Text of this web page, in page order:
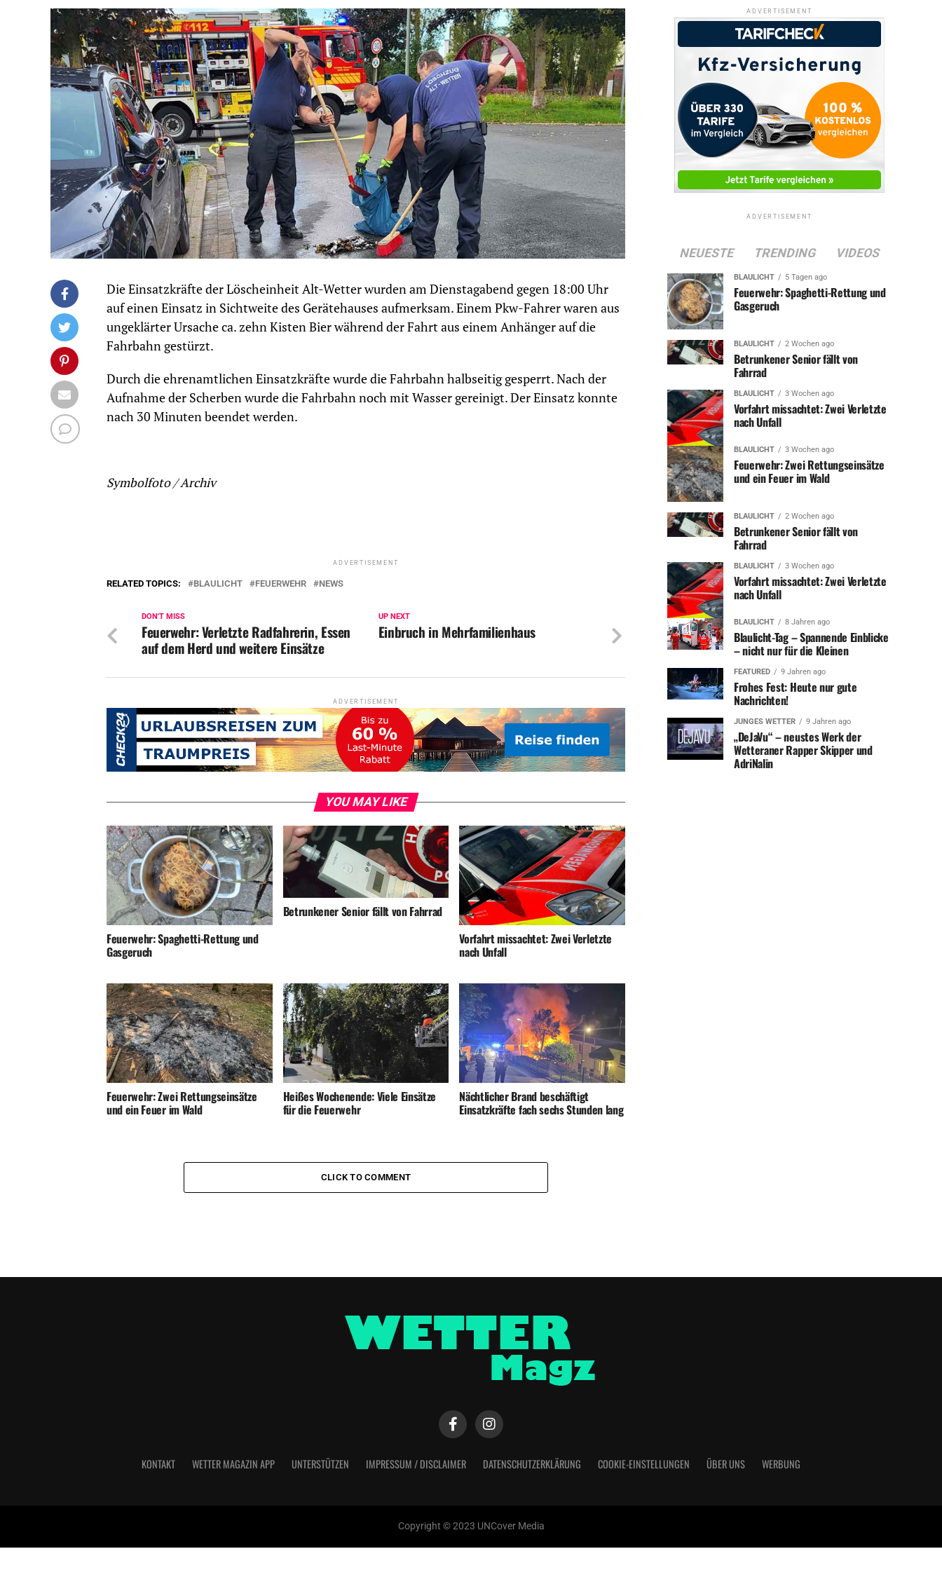
Die Einsatzkräfte der Löscheinheit Alt-Wetter wurden am Dienstagabend gegen 18:00 Uhr
auf einen Einsatz in Sichtweite des Gerätehauses aufmerksam. Einem Pkw-Fahrer waren aus
ungeklärter Ursache ca. zehn Kisten Bier während der Fahrt aus einem Anhänger auf die
Fahrbahn gestürzt.
Durch die ehrenamtlichen Einsatzkräfte wurde die Fahrbahn halbseitig gesperrt. Nach der
Aufnahme der Scherben wurde die Fahrbahn noch mit Wasser gereinigt. Der Einsatz konnte
nach 30 Minuten beendet werden.
Symbolfoto / Archiv
ADVERTISEMENT
RELATED TOPICS: BLAULICHT FEUERWEHR NEWS
UP NEXT
Einbruch in Mehrfamilienhaus
DON'T MISS
Feuerwehr: Verletzte Radfahrerin, Essen
auf dem Herd und weitere Einsätze
ADVERTISEMENT
YOU MAY LIKE
Feuerwehr: Spaghetti-Rettung und
Gasgeruch
Betrunkener Senior fällt von Fahrrad
Vorfahrt missachtet: Zwei Verletzte
nach Unfall
Feuerwehr: Zwei Rettungseinsätze
und ein Feuer im Wald
Heißes Wochenende: Viele Einsätze
für die Feuerwehr
Nächtlicher Brand beschäftigt
Einsatzkräfte fach sechs Stunden lang
CLICK TO COMMENT
ADVERTISEMENT
ADVERTISEMENT
NEUESTE TRENDING VIDEOS
BLAULICHT 5 Tagen ago
Feuerwehr: Spaghetti-Rettung und
Gasgeruch
BLAULICHT 2 Wochen ago
Betrunkener Senior fällt von
Fahrrad
BLAULICHT 3 Wochen ago
Vorfahrt missachtet: Zwei Verletzte
nach Unfall
BLAULICHT 3 Wochen ago
Feuerwehr: Zwei Rettungseinsätze
und ein Feuer im Wald
BLAULICHT 2 Wochen ago
Betrunkener Senior fällt von
Fahrrad
BLAULICHT 3 Wochen ago
Vorfahrt missachtet: Zwei Verletzte
nach Unfall
BLAULICHT 8 Jahren ago
Blaulicht-Tag – Spannende Einblicke
– nicht nur für die Kleinen
FEATURED 9 Jahren ago
Frohes Fest: Heute nur gute
Nachrichten!
JUNGES WETTER 9 Jahren ago
„DeJaVu“ – neustes Werk der
Wetteraner Rapper Skipper und
AdriNalin
KONTAKT WETTER MAGAZIN APP UNTERSTÜTZEN IMPRESSUM / DISCLAIMER DATENSCHUTZERKLÄRUNG COOKIE-EINSTELLUNGEN ÜBER UNS WERBUNG
Copyright © 2023 UNCover Media